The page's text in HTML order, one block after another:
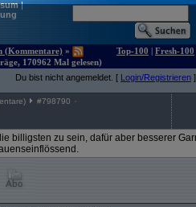
|
(Kommentare) »
170962 Mal gelesen)
Top-100 | Fresh-100
Du bist nicht angemeldet. [ Login/Registrieren ]
#798790
billigsten zu sein, dafür aber besserer